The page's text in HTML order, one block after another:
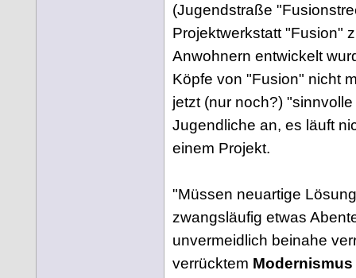
(Jugendstraße
Projektwerkstatt "Fusion"
Anwohnern entwickelt
Köpfe von "Fusion" nicht
jetzt (nur noch?)
Jugendliche an, es läuft
einem Projekt.
"Müssen neuartige
zwangsläufig etwas
unvermeidlich beinahe
verrücktem Modernismus